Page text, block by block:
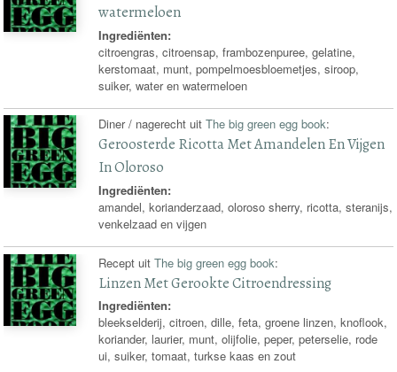
watermeloen
Ingrediënten:
citroengras, citroensap, frambozenpuree, gelatine,
kerstomaat, munt, pompelmoesbloemetjes, siroop,
suiker, water en watermeloen
Diner / nagerecht uitThe big green egg book:
Geroosterde Ricotta Met Amandelen En Vijgen
In Oloroso
Ingrediënten:
amandel, korianderzaad, oloroso sherry, ricotta, steranijs,
venkelzaad en vijgen
Recept uitThe big green egg book:
Linzen Met Gerookte Citroendressing
Ingrediënten:
bleekselderij, citroen, dille, feta, groene linzen, knoflook,
koriander, laurier, munt, olijfolie, peper, peterselie, rode
ui, suiker, tomaat, turkse kaas en zout